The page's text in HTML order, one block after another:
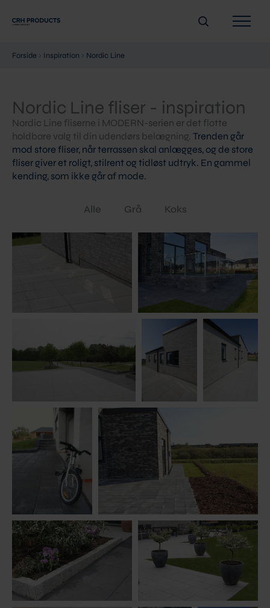
Forside › Inspiration › Nordic Line
Nordic Line fliser - inspiration
Nordic Line fliserne i MODERN-serien er det flotte
holdbare valg til din udendørs belægning. Trenden går
mod store fliser, når terrassen skal anlægges, og de store
fliser giver et roligt, stilrent og tidløst udtryk. En gammel
kending, som ikke går af mode.
Alle Grå Koks